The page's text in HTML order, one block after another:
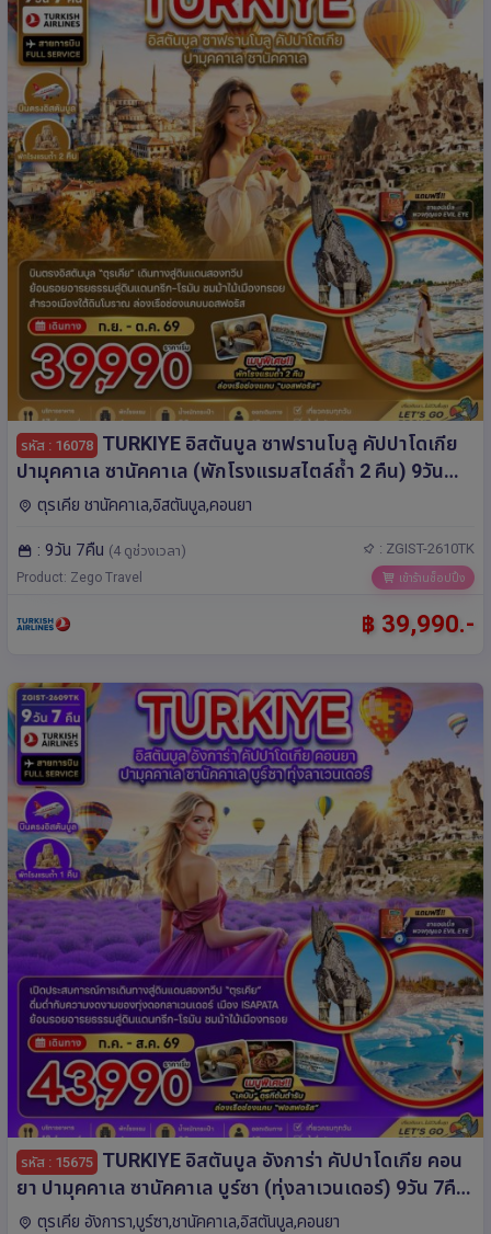
รหัส : 16078 TURKIYE อิสตันบูล ซาฟรานโบลู คัปปาโดเกีย
ปามุคคาเล ซานัคคาเล (พักโรงแรมสไตล์ถ้ำ 2 คืน) 9วัน
7คืน โดยสายการบิน Turkish Airlines (TK)
ตุรเคีย ชานัคคาเล,อิสตันบูล,คอนยา
: 9วัน 7คืน (4 ดูช่วงเวลา) : ZGIST-2610TK
Product: Zego Travel เข้าร้านช็อปปิ้ง
฿ 39,990.-
รหัส : 15675 TURKIYE อิสตันบูล อังการ่า คัปปาโดเกีย คอน
ยา ปามุคคาเล ซานัคคาเล บูร์ซา (ทุ่งลาเวนเดอร์) 9วัน 7คืน
โดยสายการบิน Turkisk Airlines (TK)
ตุรเคีย อังการา,บูร์ซา,ชานัคคาเล,อิสตันบูล,คอนยา